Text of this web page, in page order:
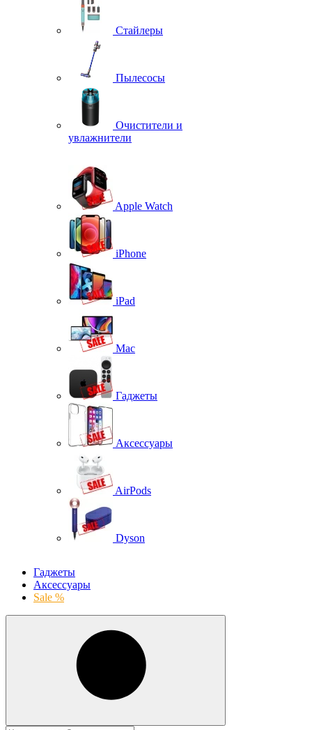
Стайлеры
Пылесосы
Очистители и
увлажнители
Apple Watch
iPhone
iPad
Mac
Гаджеты
Аксессуары
AirPods
Dyson
Гаджеты
Аксессуары
Sale %